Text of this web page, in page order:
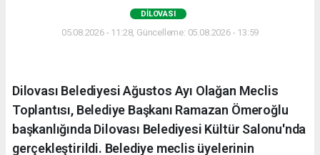
DILOVASI
05.08.2026 - 11:28, Güncelleme: 05.08.2026 - 13:59
Dilovası Belediyesi Ağustos Ayı Olağan Meclis
Toplantısı, Belediye Başkanı Ramazan Ömeroğlu
başkanlığında Dilovası Belediyesi Kültür Salonu'nda
gerçekleştirildi. Belediye meclis üyelerinin